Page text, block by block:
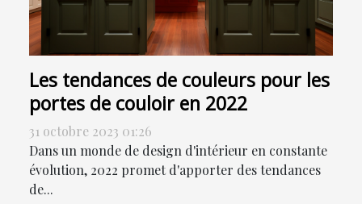
Les tendances de couleurs pour les
portes de couloir en 2022
31 octobre 2023 01:26
Dans un monde de design d'intérieur en constante
évolution, 2022 promet d'apporter des tendances
de...